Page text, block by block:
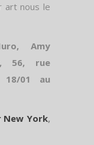
art nous le
Amy
56, rue
18/01 au
New York,